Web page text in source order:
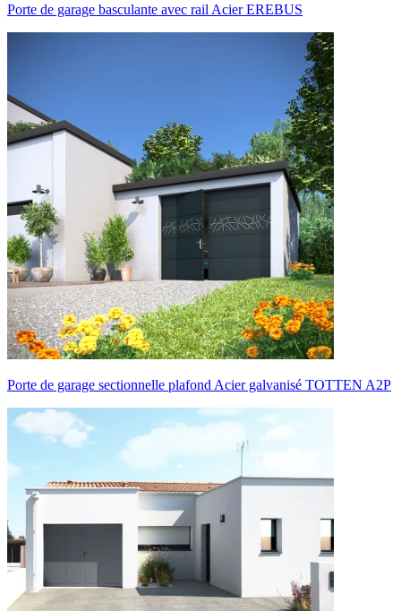
Porte de garage basculante avec rail Acier EREBUS
Porte de garage sectionnelle plafond Acier galvanisé TOTTEN A2P